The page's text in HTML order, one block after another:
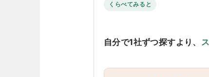
くらべてみると
自分で1社ずつ探すより、